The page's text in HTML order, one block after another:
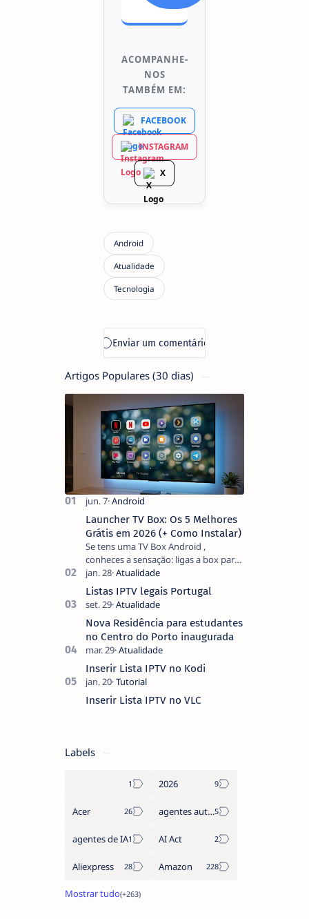
ACOMPANHE-
NOS
TAMBÉM EM:
FACEBOOK
INSTAGRAM
X
Artigos Populares (30 dias)
Launcher TV Box: Os 5 Melhores
Grátis em 2026 (+ Como Instalar)
Se tens uma TV Box Android ,
conheces a sensação: ligas a box para
ver um filme e o ecrã inicial está
coberto de sugestões que não
pediste, ban…
Listas IPTV legais Portugal
Nova Residência para estudantes
no Centro do Porto inaugurada
Inserir Lista IPTV no Kodi
Inserir Lista IPTV no VLC
Labels
2026
Acer agentes autónomos
agentes de IA AI Act
Aliexpress Amazon